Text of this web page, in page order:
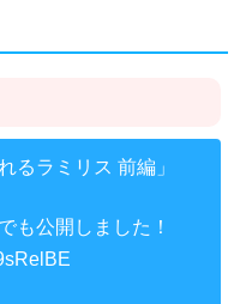
るラミリス 前編」
も公開しました！